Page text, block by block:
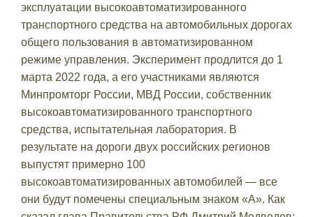
эксплуатации высокоавтоматизированного
транспортного средства на автомобильных дорогах
общего пользования в автоматизированном
режиме управления. Эксперимент продлится до 1
марта 2022 года, а его участниками являются
Минпромторг России, МВД России, собственник
высокоавтоматизированного транспортного
средства, испытательная лаборатория. В
результате на дороги двух российских регионов
выпустят примерно 100
высокоавтоматизированных автомобилей — все
они будут помечены специальным знаком «А». Как